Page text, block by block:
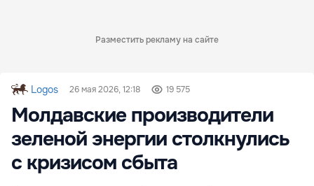
Разместить рекламу на сайте
Logos 26 мая 2026, 12:18 19 575
Молдавские производители
зеленой энергии столкнулись
с кризисом сбыта